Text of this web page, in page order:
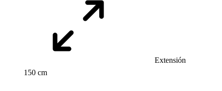
Extensión
150 cm